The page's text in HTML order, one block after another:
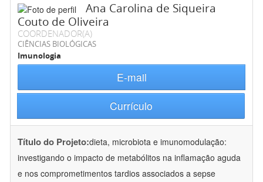
Ana Carolina de Siqueira
Couto de Oliveira
COORDENADOR(A)
CIÊNCIAS BIOLÓGICAS
Imunologia
E-mail
Currículo
Título do Projeto:dieta, microbiota e imunomodulação:
investigando o impacto de metabólitos na inflamação aguda
e nos comprometimentos tardios associados a sepse